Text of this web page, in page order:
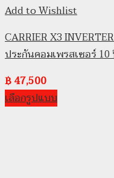
Add to Wishlist
CARRIER X3
ประกันคอมเพรสเซอร์ 10
฿47,500
เลือกรูปแบบ